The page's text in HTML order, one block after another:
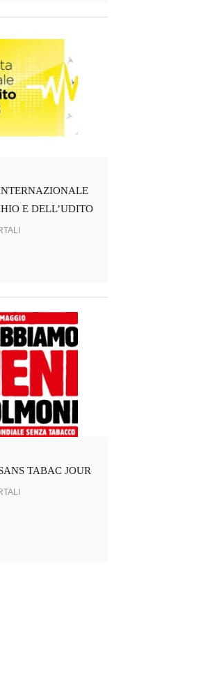
E DELL’UDITO
TABAC JOUR